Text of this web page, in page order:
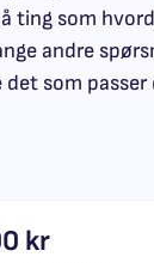
som
andre
som passer
kr